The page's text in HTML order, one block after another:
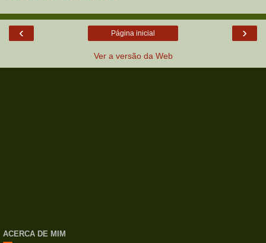
‹ ›
Página inicial
Ver a versão da Web
ACERCA DE MIM